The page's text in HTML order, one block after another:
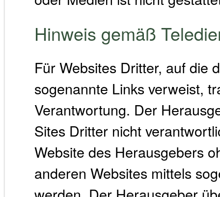
Hinweis gemäß
Für Websites Dritter, auf die
sogenannte Links verweist,
Verantwortung. Der
Sites Dritter nicht
Website des Herausgebers
anderen Websites mittels